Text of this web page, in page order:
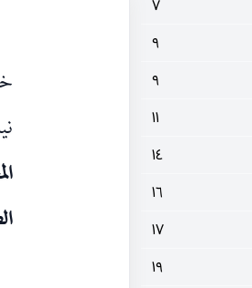
٩
٩
١١
١٤
١٦
١٧
١٩